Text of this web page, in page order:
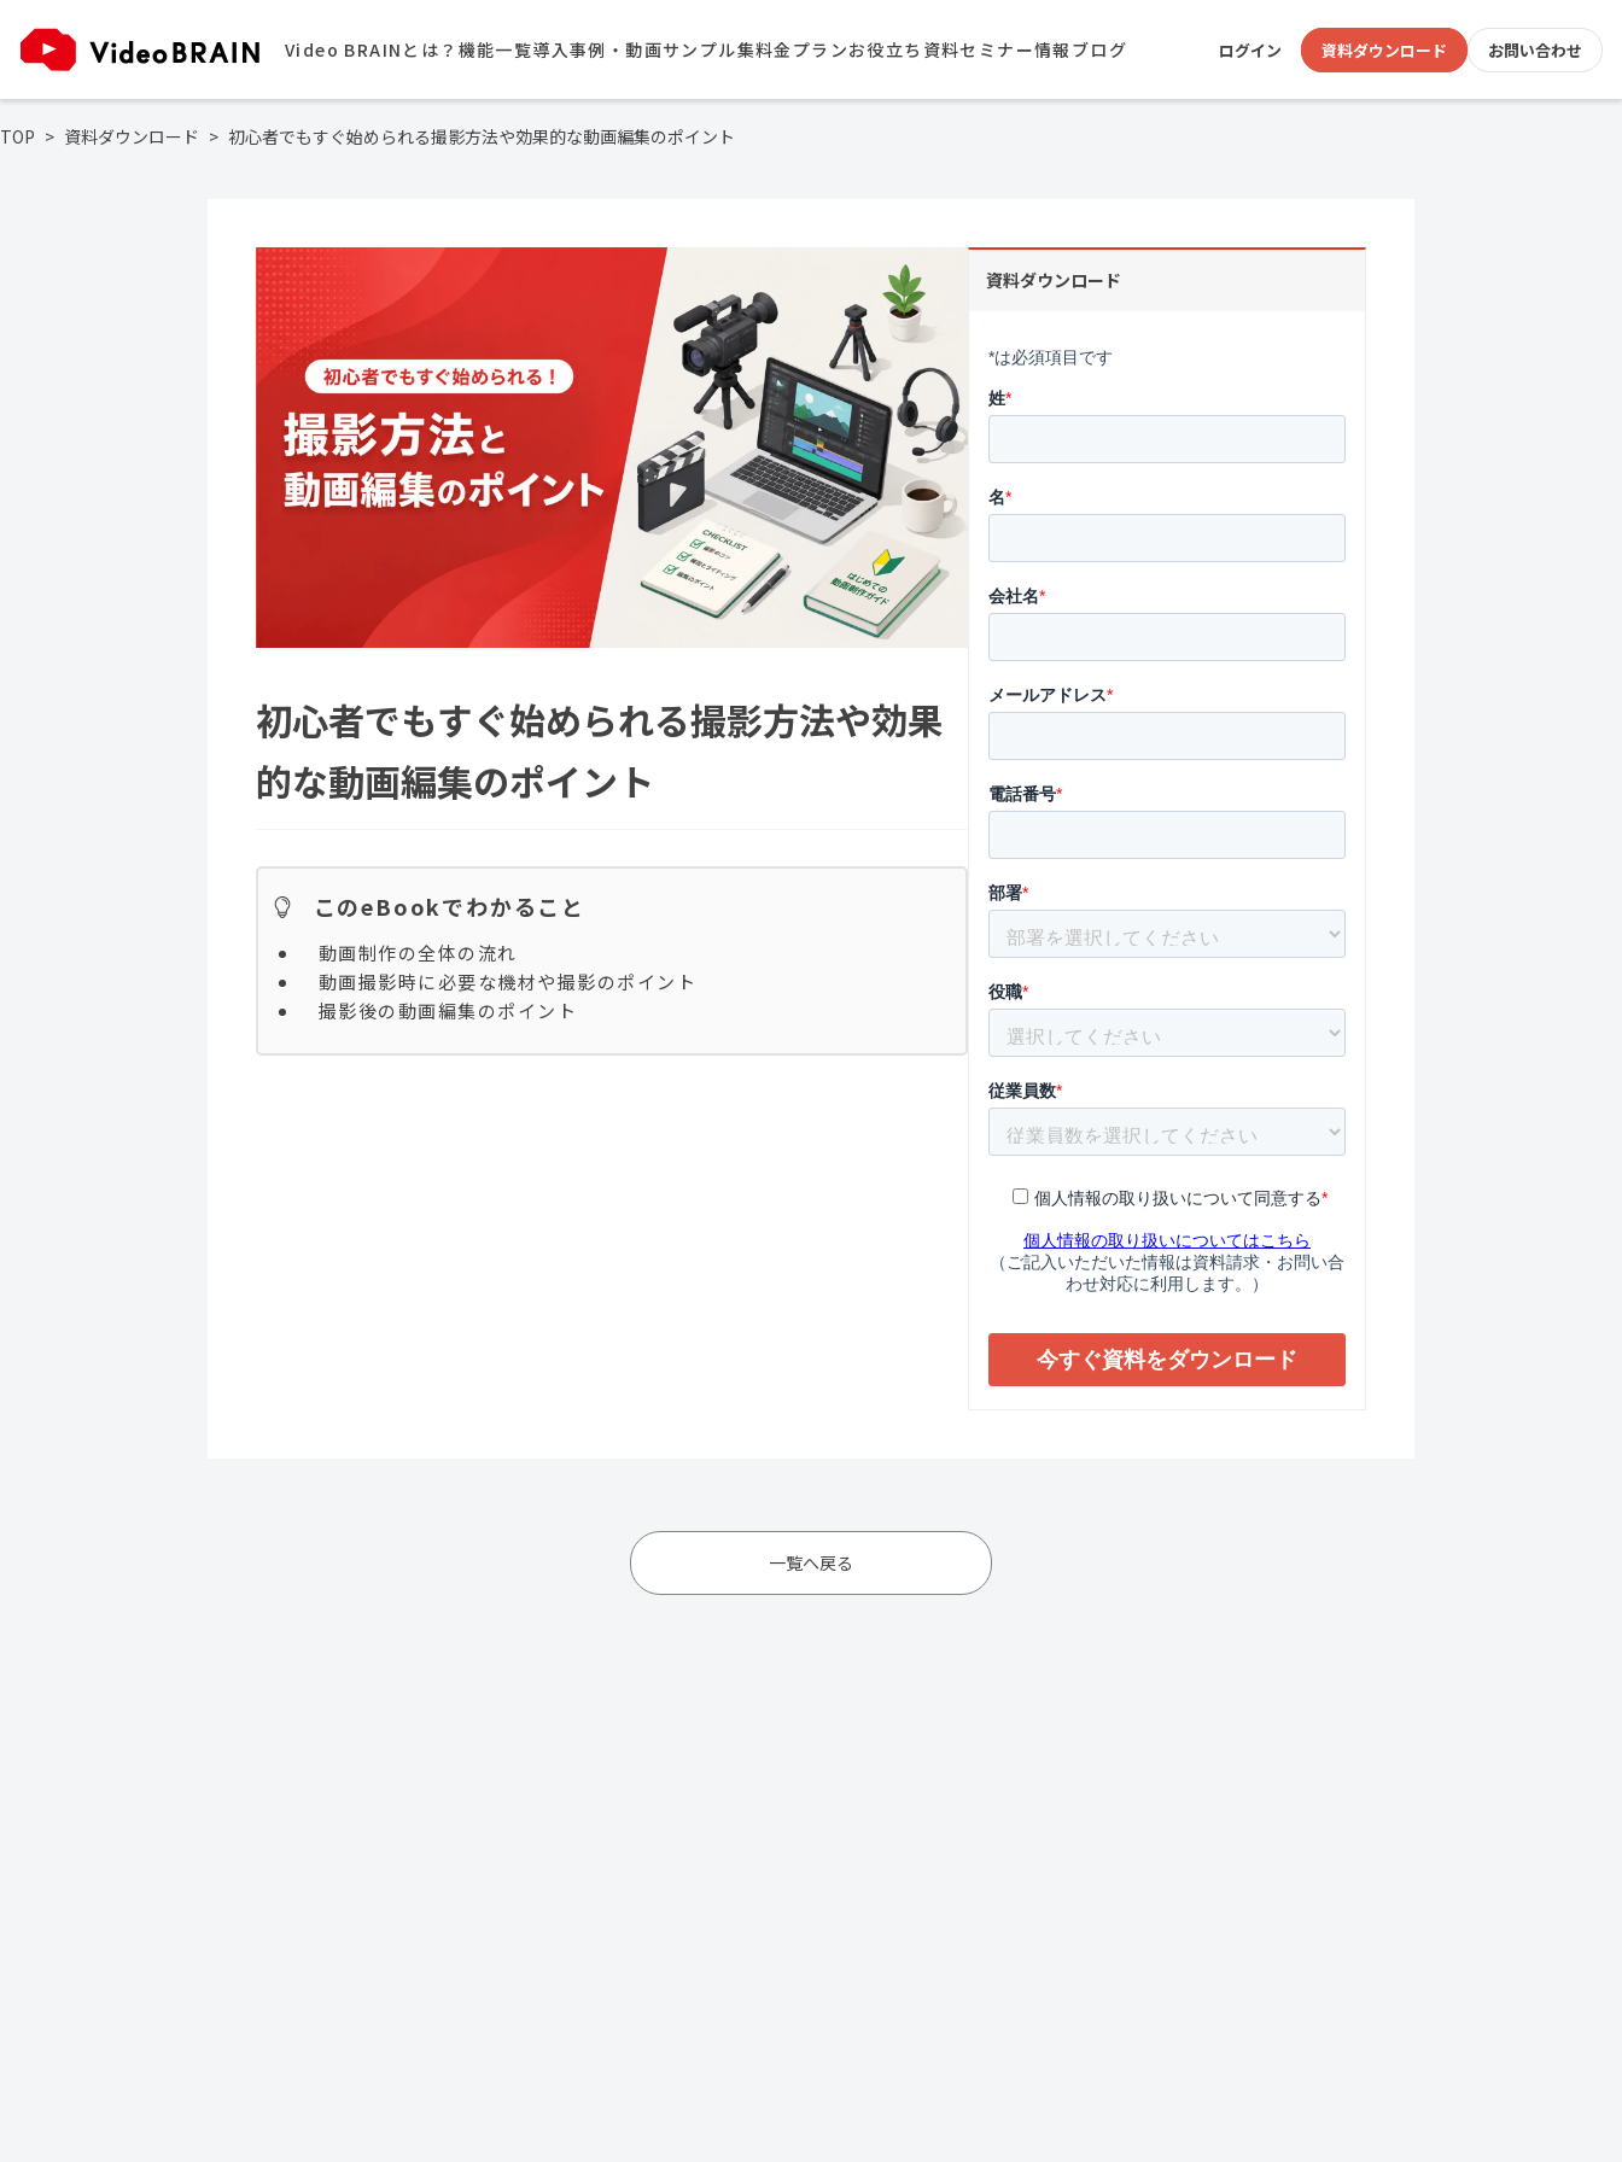
Video BRAINとは？ 機能一覧導入事例・動画サンプル集​料金プランお役立ち資料セミナー情報 ブログ ログイン 資料ダウンロード お問い合わせ
TOP 資料ダウンロード 初心者でもすぐ始められる撮影方法や効果的な動画編集のポイント
初心者でもすぐ始められる撮影方法や効果
的な動画編集のポイント
このeBookでわかること
動画制作の全体の流れ
動画撮影時に必要な機材や撮影のポイント
撮影後の動画編集のポイント
資料ダウンロード
一覧へ戻る